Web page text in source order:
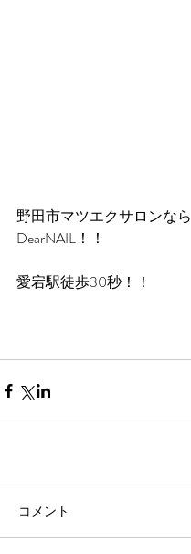
野田市マツエクサロンなら
DearNAIL！！
愛宕駅徒歩30秒！！
コメント